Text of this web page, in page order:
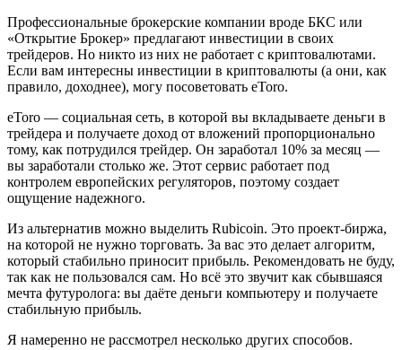
Профессиональные брокерские компании вроде БКС или
«Открытие Брокер» предлагают инвестиции в своих
трейдеров. Но никто из них не работает с криптовалютами.
Если вам интересны инвестиции в криптовалюты (а они, как
правило, доходнее), могу посоветовать eToro.
eToro — социальная сеть, в которой вы вкладываете деньги в
трейдера и получаете доход от вложений пропорционально
тому, как потрудился трейдер. Он заработал 10% за месяц —
вы заработали столько же. Этот сервис работает под
контролем европейских регуляторов, поэтому создает
ощущение надежного.
Из альтернатив можно выделить Rubicoin. Это проект-биржа,
на которой не нужно торговать. За вас это делает алгоритм,
который стабильно приносит прибыль. Рекомендовать не буду,
так как не пользовался сам. Но всё это звучит как сбывшаяся
мечта футуролога: вы даёте деньги компьютеру и получаете
стабильную прибыль.
Я намеренно не рассмотрел несколько других способов.